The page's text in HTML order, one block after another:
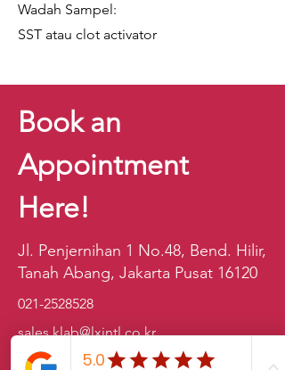
Wadah Sampel:
SST atau clot activator
Book an
Appointment
Here!
Jl. Penjernihan 1 No.48, Bend. Hilir,
Tanah Abang, Jakarta Pusat 16120
021-2528528
sales.klab@lxintl.co.kr